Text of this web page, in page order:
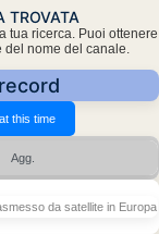
TROVATA
tua ricerca. Puoi ottenere
del nome del canale.
Agg.
da satellite in Europa